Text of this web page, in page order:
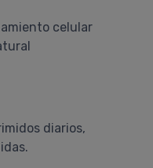
celular
diarios,